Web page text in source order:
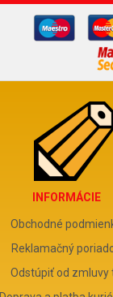
INFORMÁCIE
Obchodné
Reklamačný
Odstúpiť od zmluvy